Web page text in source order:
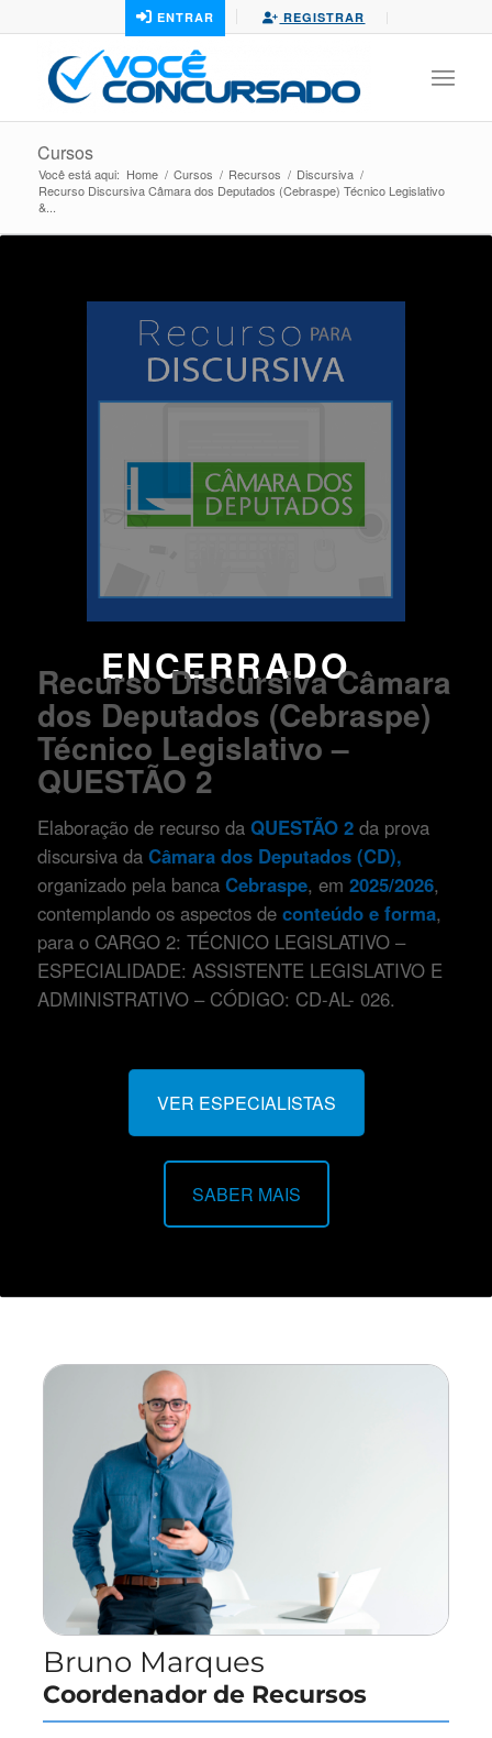
ENTRAR REGISTRAR
Cursos
Você está aqui: Home / Cursos / Recursos / Discursiva /
Recurso Discursiva Câmara dos Deputados (Cebraspe) Técnico Legislativo
&...
ENCERRADO
Recurso Discursiva Câmara
dos Deputados (Cebraspe)
Técnico Legislativo –
QUESTÃO 2
Elaboração de recurso da QUESTÃO 2da prova
discursiva da Câmara dos Deputados (CD),
organizado pela banca Cebraspe, em 2025/2026,
contemplando os aspectos de conteúdo e forma,
para o CARGO 2: TÉCNICO LEGISLATIVO –
ESPECIALIDADE: ASSISTENTE LEGISLATIVO E
ADMINISTRATIVO – CÓDIGO: CD-AL- 026.
VER ESPECIALISTAS
SABER MAIS
Bruno Marques
Coordenador de Recursos